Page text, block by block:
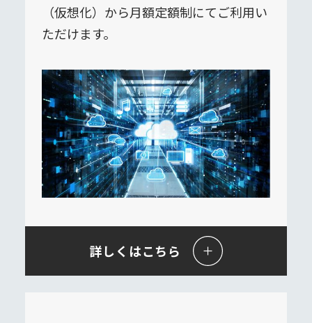
（仮想化）から月額定額制にてご利用い
ただけます。
詳しくはこちら